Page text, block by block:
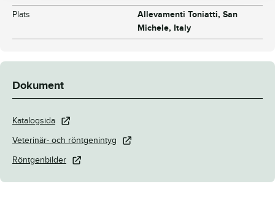
Plats
Allevamenti Toniatti, San
Michele, Italy
Dokument
Katalogsida
Veterinär- och röntgenintyg
Röntgenbilder